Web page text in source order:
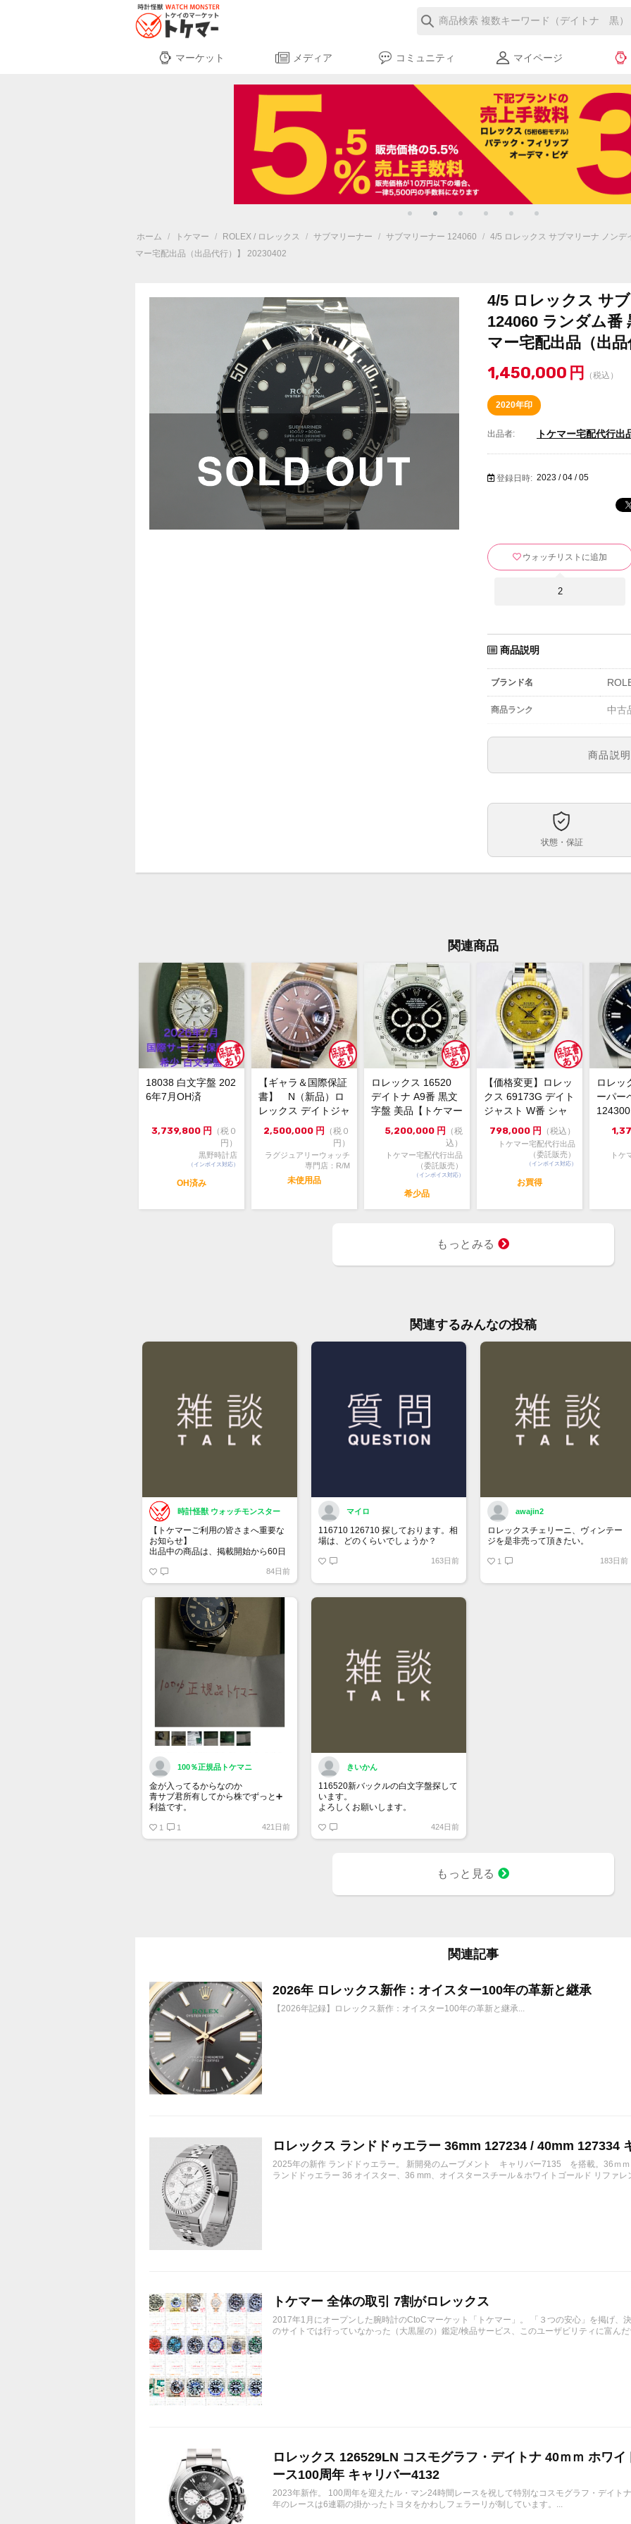
マーケット メディア コミュニティ マイページ
ホーム / トケマー / ROLEX / ロレックス / サブマリーナー / サブマリーナー 124060 / 4/5 ロレックス サブマリーナ ノン
マー宅配出品（出品代行）】 20230402
4/5 ロレックス サ
124060 ランダム番
マー宅配出品（出
1,450,000 円 （税込）
2020年印
出品者: トケマー宅配代行出
登録日時: 2023 / 04 / 05
ウォッチリストに追加
2
商品説明
ブランド名
商品ランク 中古
参考定価 -
ムーブメント
ケースサイズ 約
付属品
箱
ース
状態
・ラ
・鏡
のほ
す。
※時
の
状
コメント
・通
確
商品説
状態・保証
関連商品
18038 白文字盤 202
6年7月OH済
3,739,800 円
（税０
円）
黒野時計店
（インボイス対応）
OH済み
【ギャラ＆国際保証
書】 N（新品）ロ
レックス デイトジャ
スト126231 36m...
2,500,000 円
（税０
円）
ラグジュアリーウォッチ
専門店：R/M
未使用品
ロレックス 16520
デイトナ A9番 黒文
字盤 美品【トケマー
宅配出品（委託販...
5,200,000 円
（税
込）
トケマー宅配代行出品
（委託販売）
（インボイス対応）
希少品
【価格変更】ロレッ
クス 69173G デイト
ジャスト W番 シャ
ンパンゴールド 中...
798,000 円 （税込）
トケマー宅配代行出品
（委託販売）
（インボイス対応）
お買得
ロレッ
ーパー
ルー
トケ
もっとみる
関連するみんなの投稿
時計怪獣 ウォッチモンスター
【トケマーご利用の皆さまへ重要な
お知らせ】
出品中の商品は、掲載開始から60日
へ戻ります。
トップページでお気に入り登録がで
詳しくはマイページ＞お知らせをご
確認ください。
84日前
マイロ
116710 126710 探しております。相
場は、どのくらいでしょうか？
163日前
awajin2
ロレックスチェリーニ、ヴィンテー
ジを是非売って頂きたい。
1 183日前
100％正規品トケマニ
金が入ってるからなのか
青サブ君所有してから株でずっと➕
利益です。
銘柄番号7932 ニッピ
1 1 421日前
きいかん
116520新バックルの白文字盤探して
います。
よろしくお願いします。
424日前
もっと見る
関連記事
2026年 ロレックス新作：オイスター100年の革新と継承
【2026年記録】ロレックス新作：オイスター100年の革新と継承...
ロレックス ランドドゥエラー 36mm 127234 / 40mm 127334
2025年の新作 ランドドゥエラー。 新開発のムーブメント キャリバー7135 を搭載。36ｍｍ
ランドドゥエラー 36 オイスター、36 mm、オイスタースチール＆ホワイトゴールド リファ
トケマー 全体の取引 7割がロレックス
2017年1月にオープンした腕時計のCtoCマーケット「トケマー」。 「３つの安心」を掲げ、
のサイトでは行っていなかった（大黒屋の）鑑定/検品サービス、このユーザビリティに富ん
ロレックス 126529LN コスモグラフ・デイトナ 40ｍｍ ホワ
ース100周年 キャリバー4132
2023年新作。 100周年を迎えたル・マン24時間レースを祝して特別なコスモグラフ・デイト
年のレースは6連覇の掛かったトヨタをかわしフェラーリが制しています。...